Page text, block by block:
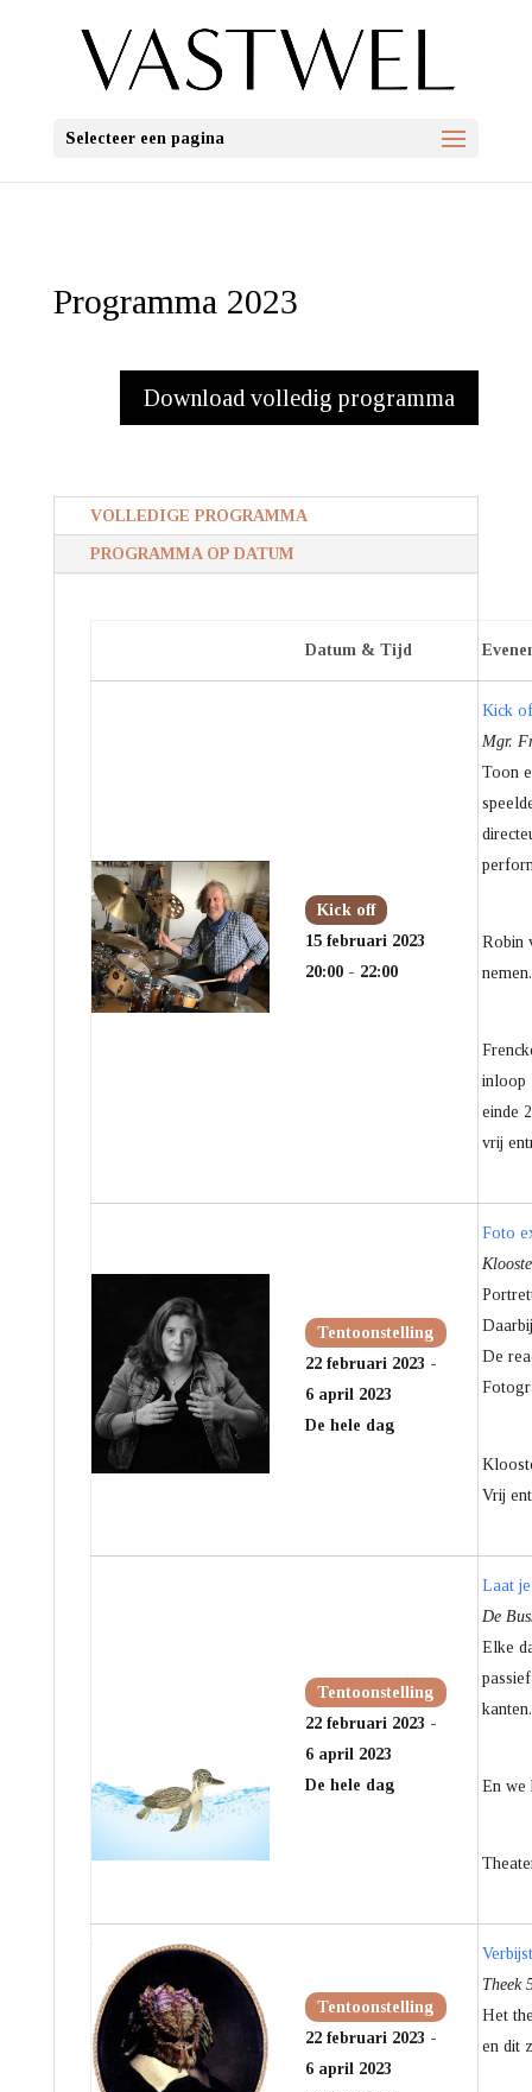
Selecteer een pagina
Programma 2023
Download volledig programma
VOLLEDIGE PROGRAMMA
PROGRAMMA OP DATUM
Datum & Tijd
Kick off
15 februari 2023
20:00 - 22:00
Kick
Mgr.
Toon
Robin
inloop
einde
vrij
Tentoonstelling
22 februari 2023 -
6 april 2023
De hele dag
Foto
De
Vrij
Tentoonstelling
22 februari 2023 -
6 april 2023
De hele dag
Laat
De
Elke
kanten.
En we
Tentoonstelling
22 februari 2023 -
6 april 2023
Theek
Het
en dit